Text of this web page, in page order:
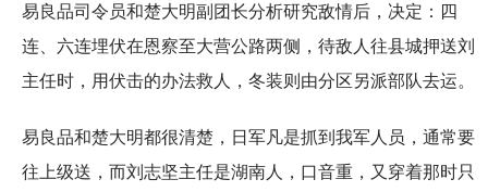
易良品司令员和楚大明副团长分析研究敌情后，决定：四
连、六连埋伏在恩察至大营公路两侧，待敌人往县城押送刘
主任时，用伏击的办法救人，冬装则由分区另派部队去运。
易良品和楚大明都很清楚，日军凡是抓到我军人员，通常要
往上级送，而刘志坚主任是湖南人，口音重，又穿着那时只